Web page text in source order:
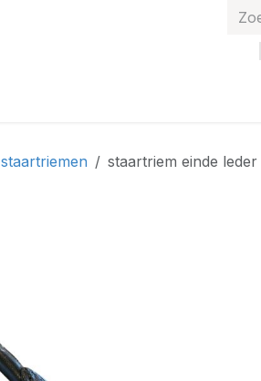
staartriemen staartriem einde leder